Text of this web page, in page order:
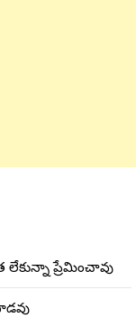
లేకున్నా ప్రేమించావు